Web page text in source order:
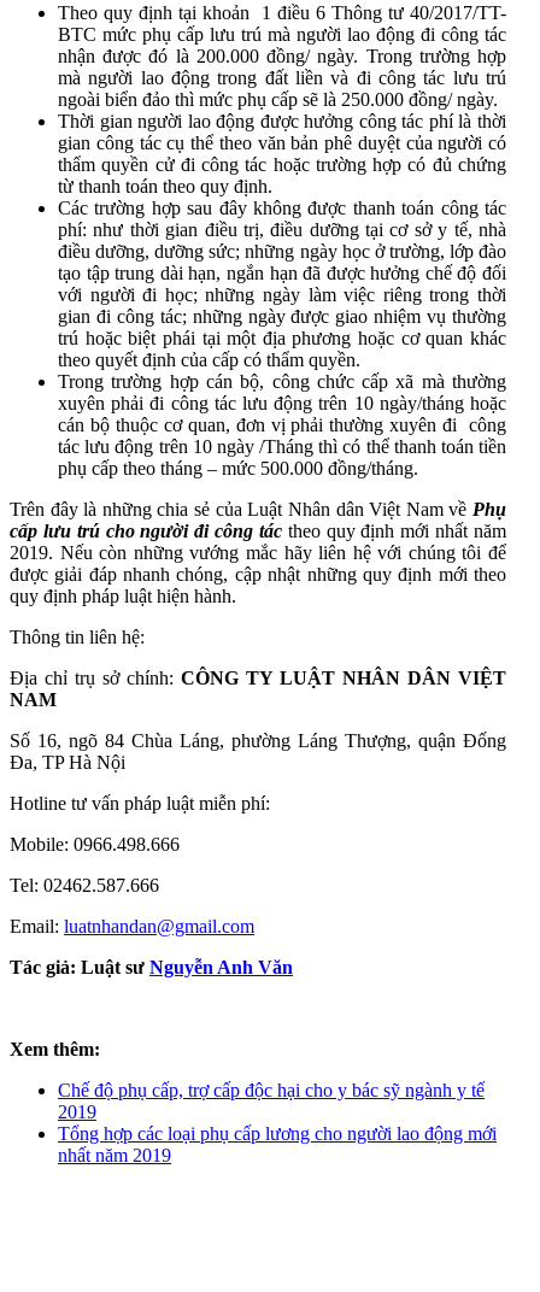
Theo quy định tại khoản 1 điều 6 Thông tư 40/2017/TT-
BTC mức phụ cấp lưu trú mà người lao động đi công tác
nhận được đó là 200.000 đồng/ ngày. Trong trường hợp
mà người lao động trong đất liền và đi công tác lưu trú
ngoài biển đảo thì mức phụ cấp sẽ là 250.000 đồng/ ngày.
Thời gian người lao động được hưởng công tác phí là thời
gian công tác cụ thể theo văn bản phê duyệt của người có
thẩm quyền cử đi công tác hoặc trường hợp có đủ chứng
từ thanh toán theo quy định.
Các trường hợp sau đây không được thanh toán công tác
phí: như thời gian điều trị, điều dưỡng tại cơ sở y tế, nhà
điều dưỡng, dưỡng sức; những ngày học ở trường, lớp đào
tạo tập trung dài hạn, ngắn hạn đã được hưởng chế độ đối
với người đi học; những ngày làm việc riêng trong thời
gian đi công tác; những ngày được giao nhiệm vụ thường
trú hoặc biệt phái tại một địa phương hoặc cơ quan khác
theo quyết định của cấp có thẩm quyền.
Trong trường hợp cán bộ, công chức cấp xã mà thường
xuyên phải đi công tác lưu động trên 10 ngày/tháng hoặc
cán bộ thuộc cơ quan, đơn vị phải thường xuyên đi công
tác lưu động trên 10 ngày /Tháng thì có thể thanh toán tiền
phụ cấp theo tháng – mức 500.000 đồng/tháng.
Trên đây là những chia sẻ của Luật Nhân dân Việt Nam về Phụ
cấp lưu trú cho người đi công tác theo quy định mới nhất năm
2019. Nếu còn những vướng mắc hãy liên hệ với chúng tôi để
được giải đáp nhanh chóng, cập nhật những quy định mới theo
quy định pháp luật hiện hành.
Thông tin liên hệ:
Địa chỉ trụ sở chính: CÔNG TY LUẬT NHÂN DÂN VIỆT
NAM
Số 16, ngõ 84 Chùa Láng, phường Láng Thượng, quận Đống
Đa, TP Hà Nội
Hotline tư vấn pháp luật miễn phí:
Mobile: 0966.498.666
Tel: 02462.587.666
Email: luatnhandan@gmail.com
Tác giả: Luật sư Nguyễn Anh Văn
Xem thêm:
Chế độ phụ cấp, trợ cấp độc hại cho y bác sỹ ngành y tế
2019
Tổng hợp các loại phụ cấp lương cho người lao động mới
nhất năm 2019